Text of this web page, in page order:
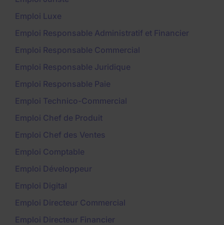
Emploi Luxe
Emploi Responsable Administratif et Financier
Emploi Responsable Commercial
Emploi Responsable Juridique
Emploi Responsable Paie
Emploi Technico-Commercial
Emploi Chef de Produit
Emploi Chef des Ventes
Emploi Comptable
Emploi Développeur
Emploi Digital
Emploi Directeur Commercial
Emploi Directeur Financier